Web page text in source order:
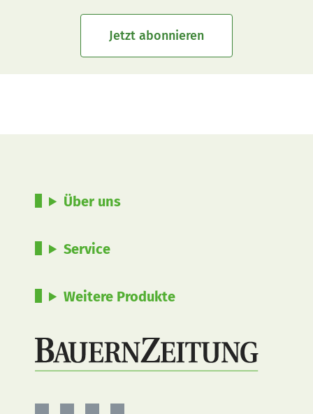
Jetzt abonnieren
Über uns
Service
Weitere Produkte